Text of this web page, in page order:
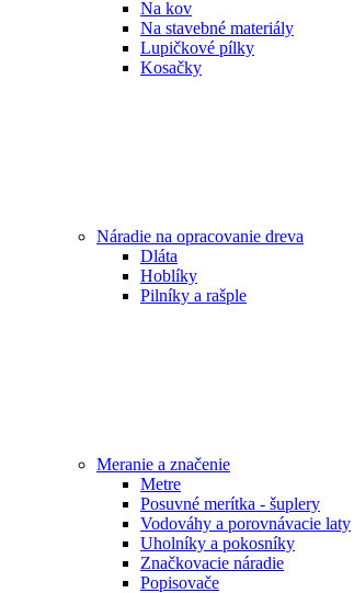
Na kov
Na stavebné materiály
Lupičkové pílky
Kosačky
Náradie na opracovanie dreva
Dláta
Hoblíky
Pilníky a rašple
Meranie a značenie
Metre
Posuvné merítka - šuplery
Vodováhy a porovnávacie laty
Uholníky a pokosníky
Značkovacie náradie
Popisovače